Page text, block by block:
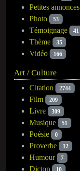
Petites annonces
Photo 53
Témoignage 41
Thème 35
Vidéo 166
Art / Culture
Citation 2744
Film 209
Livre 309
Musique 51
Poésie 0
Proverbe 12
Humour 7
Dicton 10